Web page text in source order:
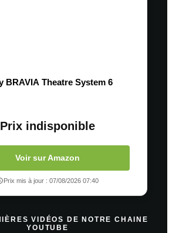
BRAVIA Theatre System 6
Prix indisponible
Voir sur Amazon
Prix mis à jour : 07/08/2026 07:40
VIDÉOS DE NOTRE CHAINE
YOUTUBE